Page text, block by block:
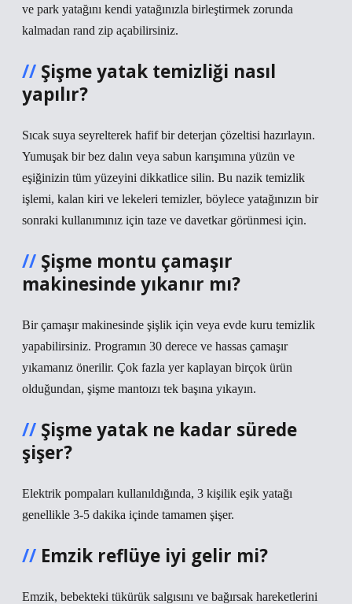
ve park yatağını kendi yatağınızla birleştirmek zorunda
kalmadan rand zip açabilirsiniz.
Şişme yatak temizliği nasıl
yapılır?
Sıcak suya seyrelterek hafif bir deterjan çözeltisi hazırlayın.
Yumuşak bir bez dalın veya sabun karışımına yüzün ve
eşiğinizin tüm yüzeyini dikkatlice silin. Bu nazik temizlik
işlemi, kalan kiri ve lekeleri temizler, böylece yatağınızın bir
sonraki kullanımınız için taze ve davetkar görünmesi için.
Şişme montu çamaşır
makinesinde yıkanır mı?
Bir çamaşır makinesinde şişlik için veya evde kuru temizlik
yapabilirsiniz. Programın 30 derece ve hassas çamaşır
yıkamanız önerilir. Çok fazla yer kaplayan birçok ürün
olduğundan, şişme mantoızı tek başına yıkayın.
Şişme yatak ne kadar sürede
şişer?
Elektrik pompaları kullanıldığında, 3 kişilik eşik yatağı
genellikle 3-5 dakika içinde tamamen şişer.
Emzik reflüye iyi gelir mi?
Emzik, bebekteki tükürük salgısını ve bağırsak hareketlerini